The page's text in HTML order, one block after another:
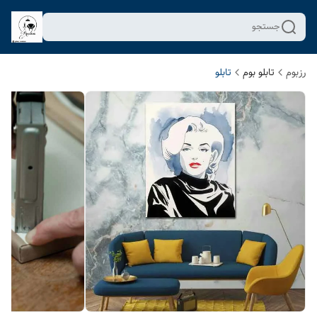
جستجو
رزبوم تابلو بوم تابلو